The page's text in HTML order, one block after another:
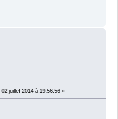
02 juillet 2014 à 19:56:56 »